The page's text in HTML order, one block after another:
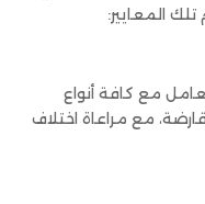
المعايير:
مع كافة أنواع
مع مراعاة اختلاف